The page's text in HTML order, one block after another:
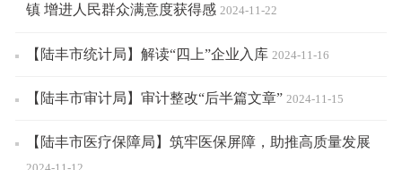
镇 增进人民群众满意度获得感 2024-11-22
【陆丰市统计局】解读“四上”企业入库 2024-11-16
【陆丰市审计局】审计整改“后半篇文章” 2024-11-15
【陆丰市医疗保障局】筑牢医保屏障，助推高质量发展